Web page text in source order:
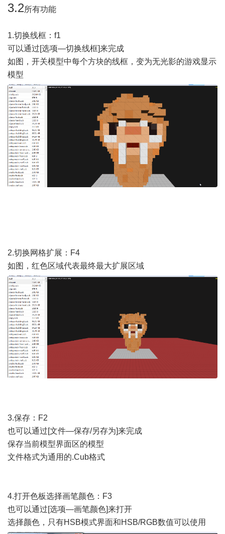
3.2所有功能
1.切换线框：f1
可以通过[选项—切换线框]来完成
如图，开关模型中每个方块的线框，变为无光影的游戏显示
模型
2.切换网格扩展：F4
如图，红色区域代表最终最大扩展区域
3.保存：F2
也可以通过[文件—保存/另存为]来完成
保存当前模型界面区的模型
文件格式为通用的.Cub格式
4.打开色板选择画笔颜色：F3
也可以通过[选项—画笔颜色]来打开
选择颜色，只有HSB模式界面和HSB/RGB数值可以使用